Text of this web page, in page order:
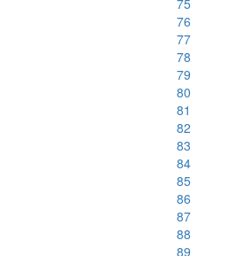
75
76
77
78
79
80
81
82
83
84
85
86
87
88
89